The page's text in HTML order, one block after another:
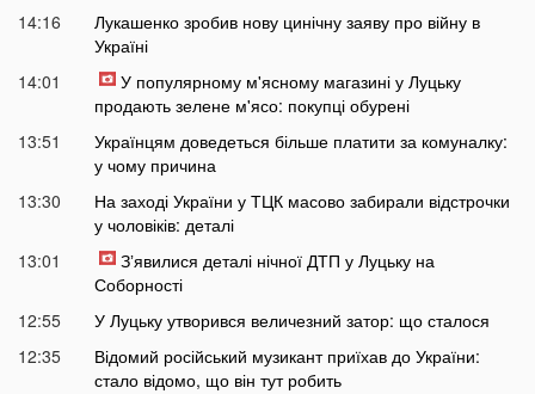
14:16
Лукашенко зробив нову цинічну заяву про війну в
Україні
14:01
У популярному м'ясному магазині у Луцьку
продають зелене м'ясо: покупці обурені
13:51
Українцям доведеться більше платити за комуналку:
у чому причина
13:30
На заході України у ТЦК масово забирали відстрочки
у чоловіків: деталі
13:01
Зʼявилися деталі нічної ДТП у Луцьку на
Соборності
12:55
У Луцьку утворився величезний затор: що сталося
12:35
Відомий російський музикант приїхав до України:
стало відомо, що він тут робить